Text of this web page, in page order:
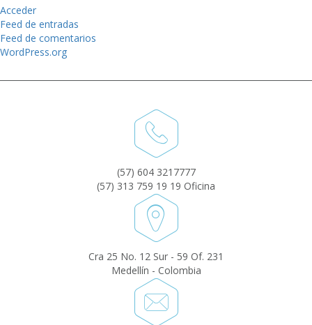
Acceder
Feed de entradas
Feed de comentarios
WordPress.org
(57) 604 3217777
(57) 313 759 19 19 Oficina
Cra 25 No. 12 Sur - 59 Of. 231
Medellín - Colombia